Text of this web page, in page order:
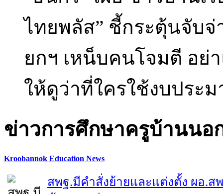
ไทยพลัส” ชี้กระตุ้นจับ
ยกฯ เหน็บคนโจมตี อย่
ให้ดูว่าที่ใครใช้งบประ
ข่าวการศึกษาครูบ้านนอ
Kroobannok Education News
สพฐ.มีคำสั่งย้ายและแต่งตั้ง ผอ.ส